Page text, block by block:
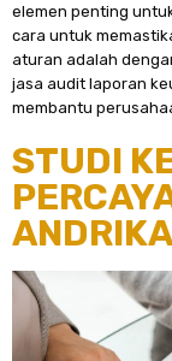
elemen penting
cara untuk
aturan adalah
jasa audit laporan
membantu
STUDI